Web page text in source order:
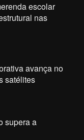
escolar
nas
avança no
satélites
supera a